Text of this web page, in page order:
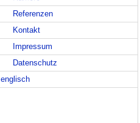
Referenzen
Kontakt
Impressum
Datenschutz
englisch